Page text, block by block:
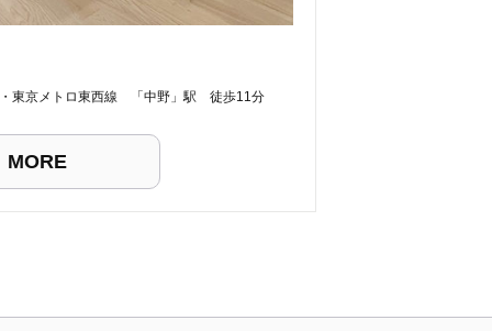
・東京メトロ東西線 「中野」駅 徒歩11分
MORE